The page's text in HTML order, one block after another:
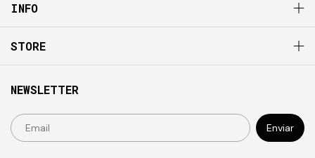
INFO
STORE
NEWSLETTER